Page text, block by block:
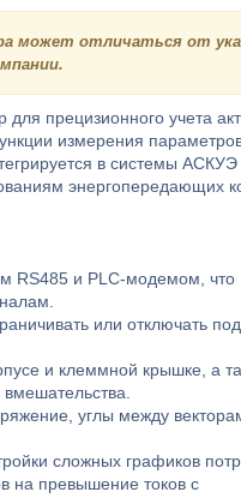
может отличаться от
прецизионного учета
измерения параметров
в системы АСКУЭ
энергопередающих
RS485 и PLC-модемом, что
или отключать
и клеммной крышке, а
углы между
сложных графиков
на превышение токов с